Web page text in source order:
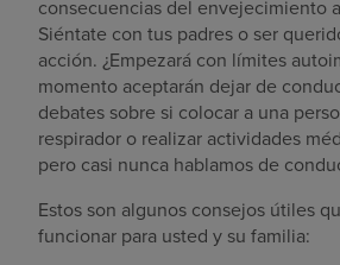
consecuencias del envejecimiento
Siéntate con tus padres o ser
acción. ¿Empezará con límites
momento aceptarán dejar de
debates sobre si colocar a una
respirador o realizar actividades
pero casi nunca hablamos de
Estos son algunos consejos útiles
funcionar para usted y su familia: